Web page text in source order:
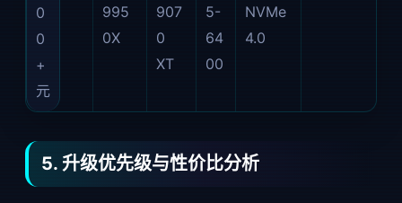
0
0
+
元
995
0X
907
0
XT
5-
64
00
NVMe
4.0
5. 升级优先级与性价比分析